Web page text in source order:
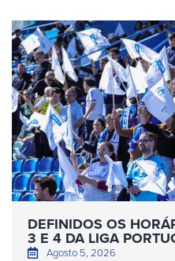
DEFINIDOS OS
3 E 4 DA LIGA
Agosto 5, 2026